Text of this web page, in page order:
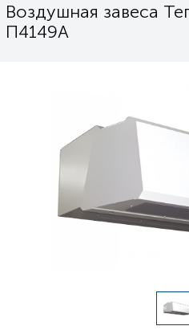
Воздушная завеса
П4149A